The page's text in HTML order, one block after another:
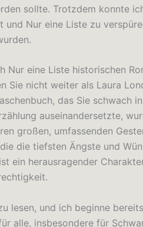
sollte. Trotzdem konnte
und Nur eine Liste zu
Nur eine Liste historischen
Sie nicht weiter als Laura
das Sie schwach
auseinandersetzte,
großen, umfassenden
die tiefsten Ängste und
ein herausragender
lesen, und ich beginne
alle, insbesondere für